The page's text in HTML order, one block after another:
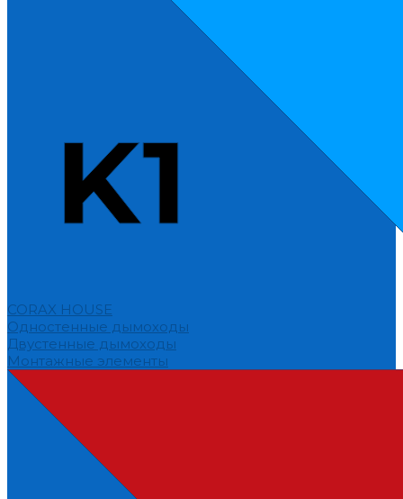
CORAX HOUSE
Одностенные дымоходы
Двустенные дымоходы
Монтажные элементы